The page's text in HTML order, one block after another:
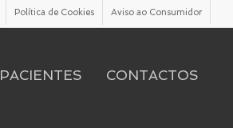
Política de Cookies Aviso ao Consumidor
PACIENTES CONTACTOS